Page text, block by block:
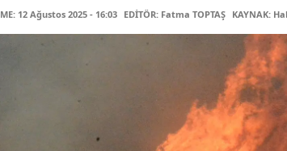
12 Ağustos 2025 - 16:03 EDİTÖR: Fatma TOPTAŞ KAYNAK: